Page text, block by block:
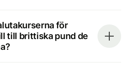
för
till brittiska pund de